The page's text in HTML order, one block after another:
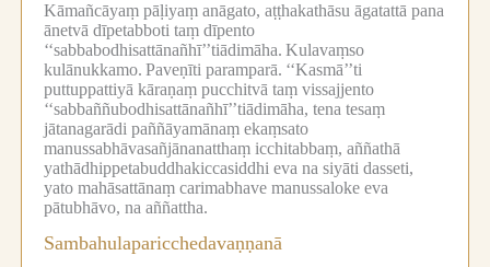
Kāmañcāyaṃ pāḷiyaṃ anāgato, aṭṭhakathāsu āgatattā pana
ānetvā dīpetabboti taṃ dīpento
‘‘sabbabodhisattānañhī’’tiādimāha. Kulavaṃso
kulānukkamo. Paveṇīti paramparā. ‘‘Kasmā’’ti
puttuppattiyā kāraṇaṃ pucchitvā taṃ vissajjento
‘‘sabbaññubodhisattānañhī’’tiādimāha, tena tesaṃ
jātanagarādi paññāyamānaṃ ekaṃsato
manussabhāvasañjānanatthaṃ icchitabbaṃ, aññathā
yathādhippetabuddhakiccasiddhi eva na siyāti dasseti,
yato mahāsattānaṃ carimabhave manussaloke eva
pātubhāvo, na aññattha.
Sambahulaparicchedavaṇṇanā